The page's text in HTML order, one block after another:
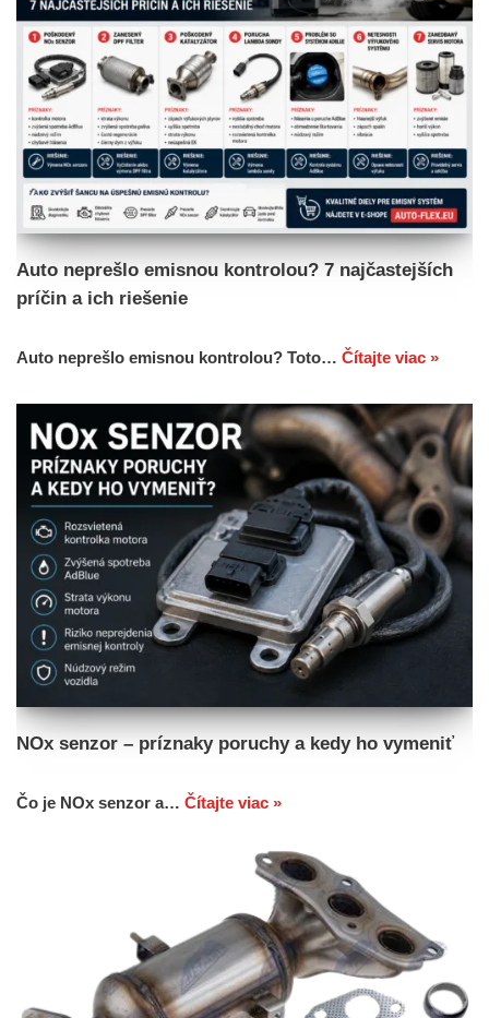
Auto neprešlo emisnou kontrolou? 7 najčastejších
príčin a ich riešenie
Auto neprešlo emisnou kontrolou? Toto… Čítajte viac »
NOx senzor – príznaky poruchy a kedy ho vymeniť
Čo je NOx senzor a… Čítajte viac »